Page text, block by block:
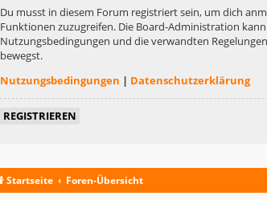
Du musst in diesem Forum registriert sein, um dich
Funktionen zuzugreifen. Die Board-Administration
Nutzungsbedingungen und die verwandten
bewegst.
Nutzungsbedingungen | Datenschutzerklärung
REGISTRIEREN
Startseite Foren-Übersicht